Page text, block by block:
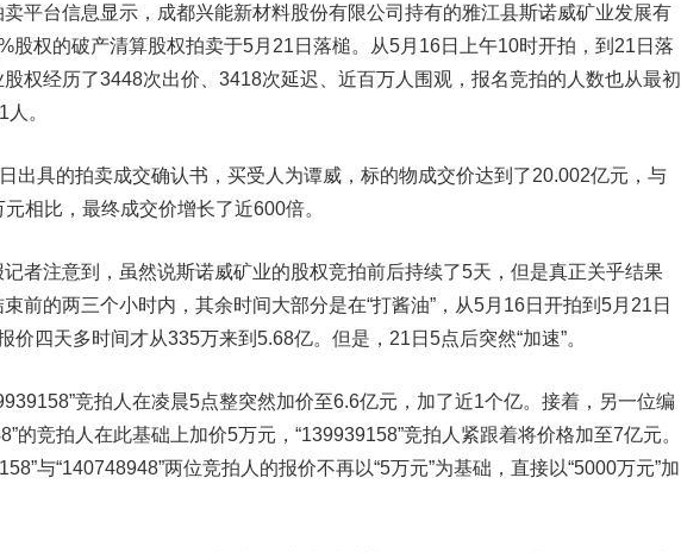
台信息显示，成都兴能新材料股份有限公司持有的雅江县斯诺威矿业发展有
股权的破产清算股权拍卖于5月21日落槌。从5月16日上午10时开拍，到21日落
权经历了3448次出价、3418次延迟、近百万人围观，报名竞拍的人数也从最初
。
具的拍卖成交确认书，买受人为谭威，标的物成交价达到了20.002亿元，与
相比，最终成交价增长了近600倍。
注意到，虽然说斯诺威矿业的股权竞拍前后持续了5天，但是真正关乎结果
前的两三个小时内，其余时间大部分是在“打酱油”，从5月16日开拍到5月21日
价四天多时间才从335万来到5.68亿。但是，21日5点后突然“加速”。
竞拍人在凌晨5点整突然加价至6.6亿元，加了近1个亿。接着，另一位编
的竞拍人在此基础上加价5万元，“139939158”竞拍人紧跟着将价格加至7亿元。
与“140748948”两位竞拍人的报价不再以“5万元”为基础，直接以“5000万元”加